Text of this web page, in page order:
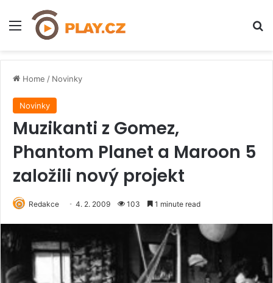
Menu
Home / Novinky
Novinky
Muzikanti z Gomez,
Phantom Planet a Maroon 5
založili nový projekt
Redakce 4. 2. 2009 103 1 minute read